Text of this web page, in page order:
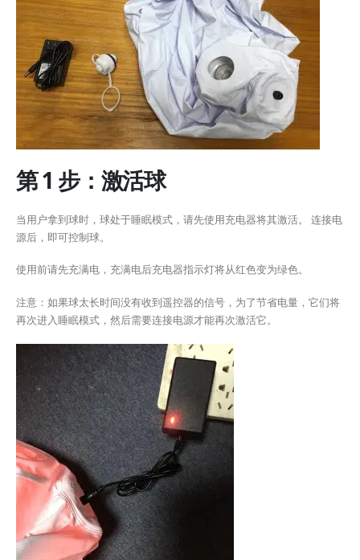
第 1 步：激活球​
当用户拿到球时，球处于睡眠模式，请先使用充电器将其激活。 连接电
源后，即可控制球。
使用前请先充满电，充满电后充电器指示灯将从红色变为绿色。
注意：如果球太长时间没有收到遥控器的信号，为了节省电量，它们将
再次进入睡眠模式，然后需要连接电源才能再次激活它。